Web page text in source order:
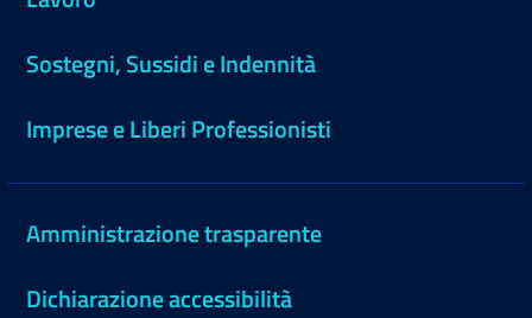
Sostegni, Sussidi e Indennità
Imprese e Liberi Professionisti
Amministrazione trasparente
Dichiarazione accessibilità